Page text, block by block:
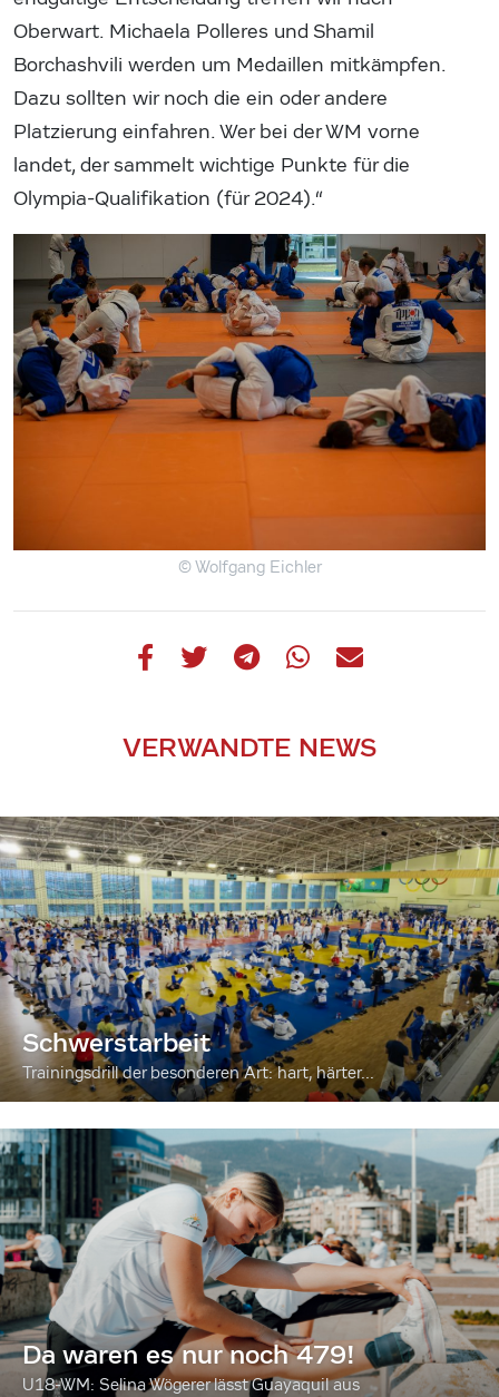
Oberwart. Michaela Polleres und Shamil
Borchashvili werden um Medaillen mitkämpfen.
Dazu sollten wir noch die ein oder andere
Platzierung einfahren. Wer bei der WM vorne
landet, der sammelt wichtige Punkte für die
Olympia-Qualifikation (für 2024).“
© Wolfgang Eichler
VERWANDTE NEWS
Schwerstarbeit
Trainingsdrill der besonderen Art: hart, härter...
Da waren es nur noch 479!
U18-WM: Selina Wögerer lässt Guayaquil aus